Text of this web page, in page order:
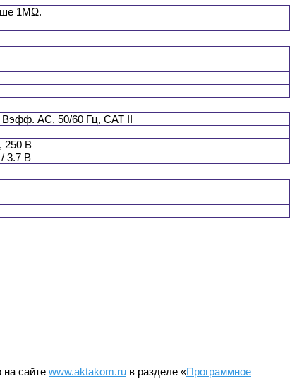
1MΩ.
Вэфф. AC, 50/60 Гц, CAT II
250 В
3.7 В
на сайте www.aktakom.ru в разделе «Программное